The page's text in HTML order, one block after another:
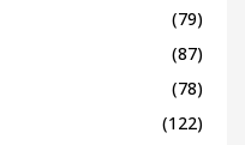
(79)
(87)
(78)
(122)